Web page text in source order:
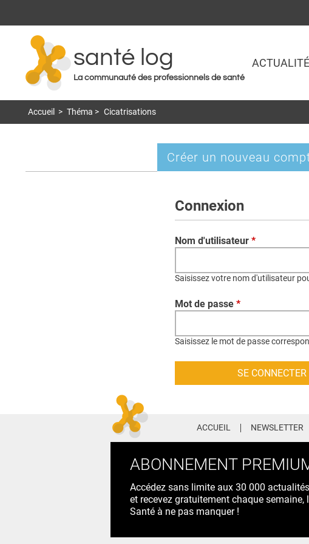
santé log
La communauté des professionnels de santé
Accueil > Théma > Cicatrisations
Onglets
Créer un nouveau
Connexion
Nom d'utilisateur *
Saisissez votre nom d'utilisateur
Mot de passe *
Saisissez le mot de passe
ACCUEIL NEWSLETTER
ABONNEMENT
Accédez sans limite aux 30 000
et recevez gratuitement chaque semaine,
Santé à ne pas manquer !